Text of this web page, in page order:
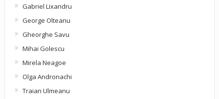
Gabriel Lixandru
George Olteanu
Gheorghe Savu
Mihai Golescu
Mirela Neagoe
Olga Andronachi
Traian Ulmeanu